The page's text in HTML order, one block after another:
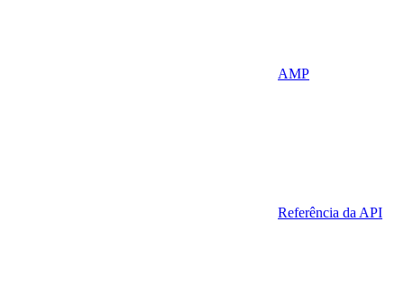
AMP
Referência da API